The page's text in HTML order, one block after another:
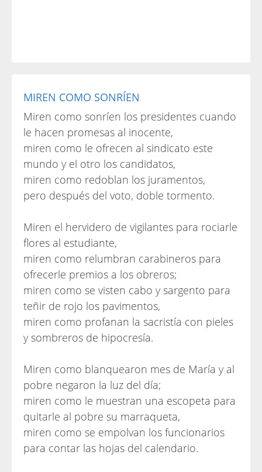
MIREN COMO SONRÍEN
Miren como sonríen los presidentes cuando
le hacen promesas al inocente,
miren como le ofrecen al sindicato este
mundo y el otro los candidatos,
miren como redoblan los juramentos,
pero después del voto, doble tormento.
Miren el hervidero de vigilantes para rociarle
flores al estudiante,
miren como relumbran carabineros para
ofrecerle premios a los obreros;
miren como se visten cabo y sargento para
teñir de rojo los pavimentos,
miren como profanan la sacristía con pieles
y sombreros de hipocresía.
Miren como blanquearon mes de María y al
pobre negaron la luz del día;
miren como le muestran una escopeta para
quitarle al pobre su marraqueta,
miren como se empolvan los funcionarios
para contar las hojas del calendario.